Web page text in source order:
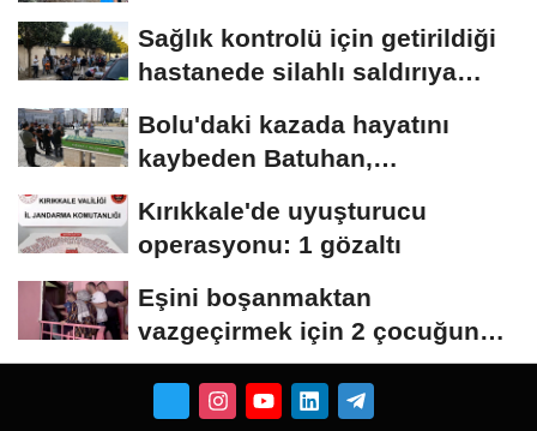
Sağlık kontrolü için getirildiği
hastanede silahlı saldırıya
Bolu'daki kazada hayatını
kaybeden Batuhan,
Kırıkkale'de uyuşturucu
operasyonu: 1 gözaltı
Eşini boşanmaktan
vazgeçirmek için 2 çocuğunu
balkonda alıkoydu;...